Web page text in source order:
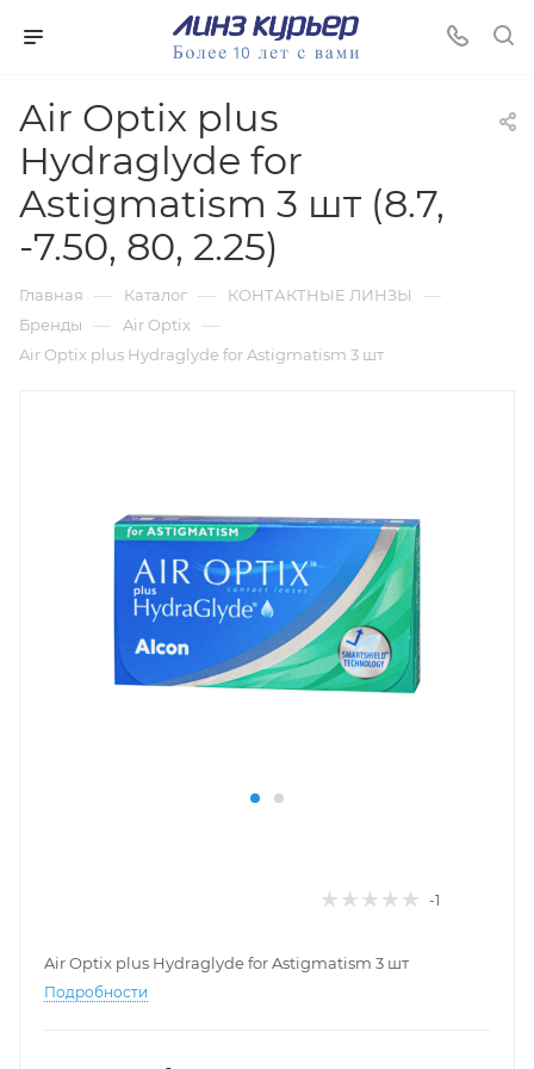
Air Optix plus
Hydraglyde for
Astigmatism 3 шт (8.7,
-7.50, 80, 2.25)
Главная — Каталог — КОНТАКТНЫЕ ЛИНЗЫ —
Бренды — Air Optix —
Air Optix plus Hydraglyde for Astigmatism 3 шт
-1
Air Optix plus Hydraglyde for Astigmatism 3 шт
Подробности